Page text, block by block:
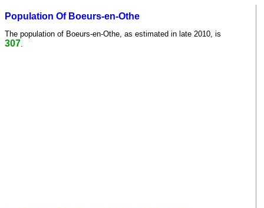
Population Of Boeurs-en-Othe
The population of Boeurs-en-Othe, as estimated in late 2010, is
307